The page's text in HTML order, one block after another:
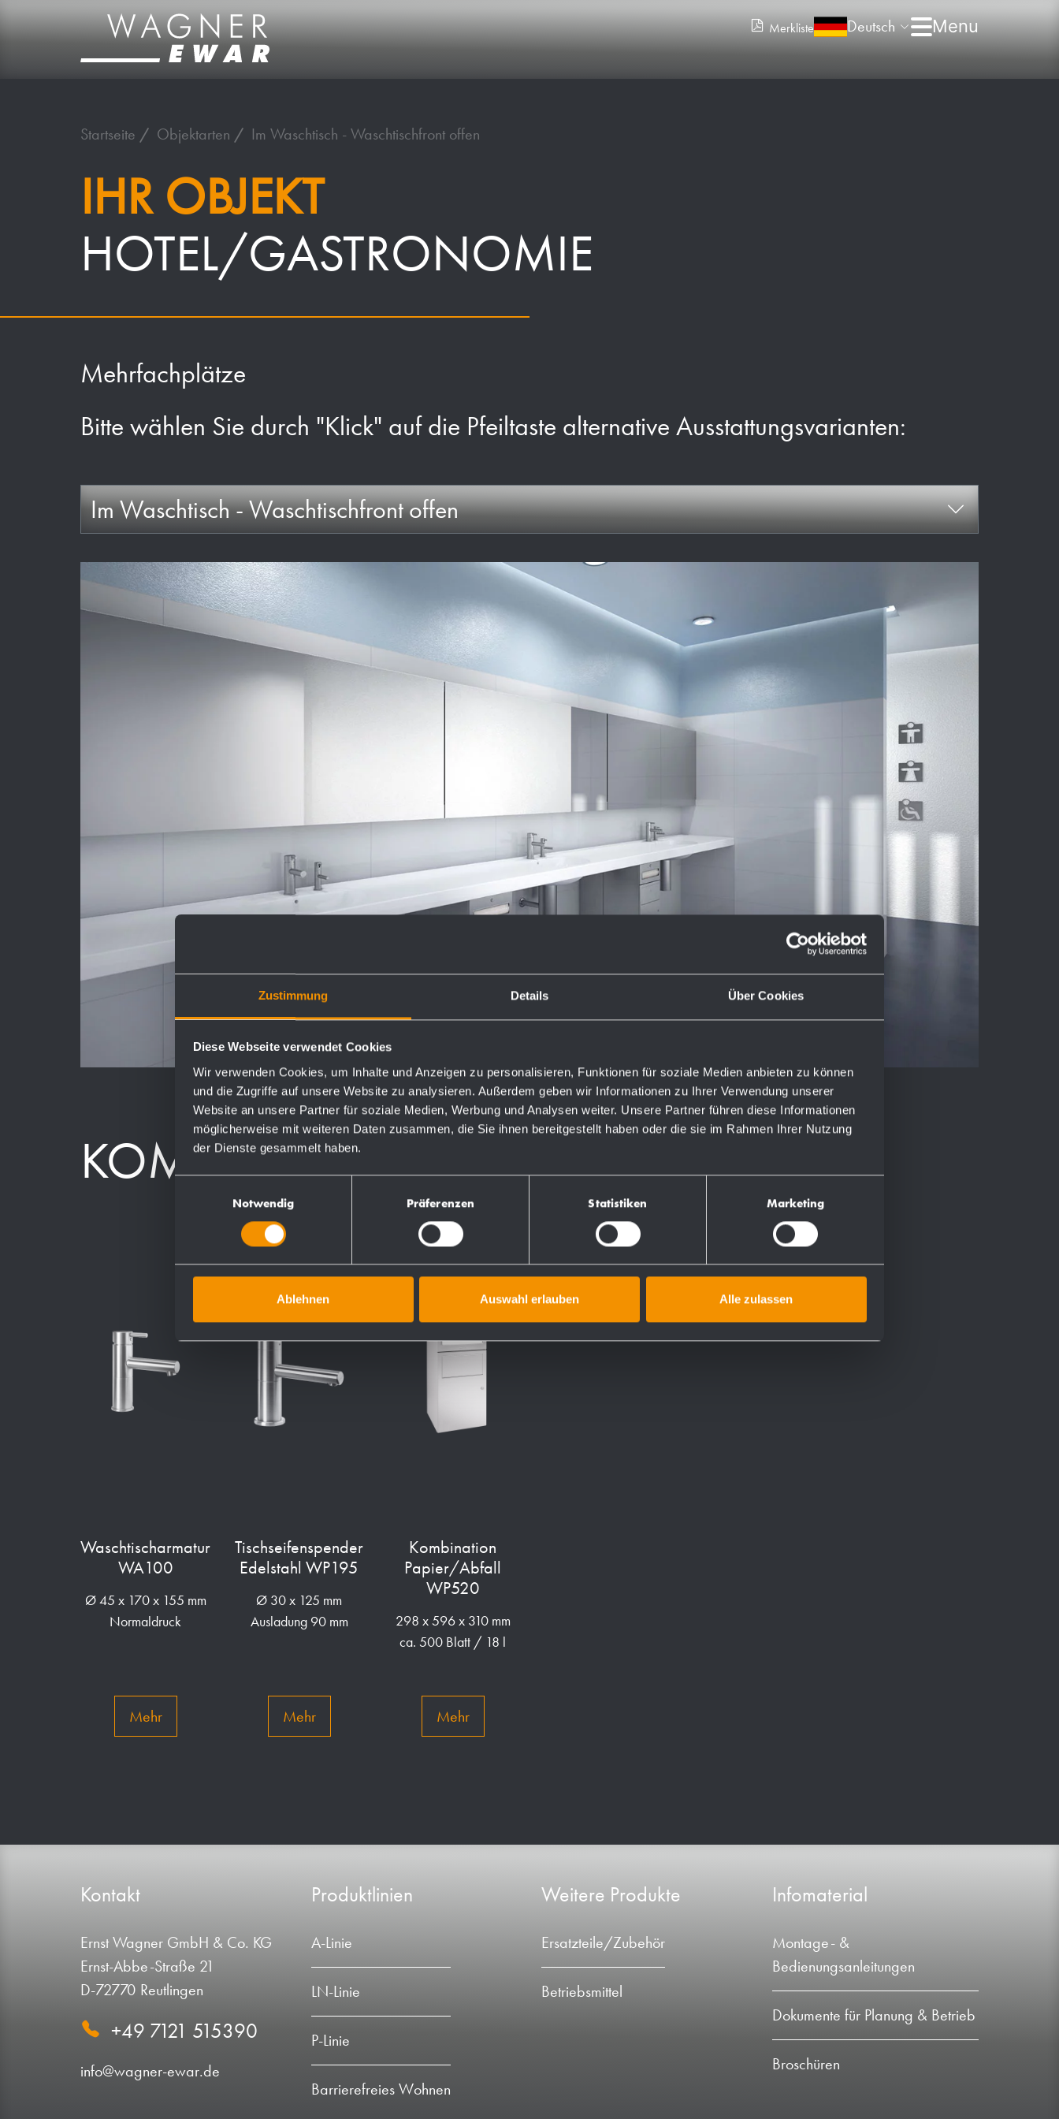
Zustimmung Details Über Cookies
Diese Webseite verwendet Cookies
Wir verwenden Cookies, um Inhalte und Anzeigen zu personalisieren, Funktionen für soziale Medien anbieten zu können
und die Zugriffe auf unsere Website zu analysieren. Außerdem geben wir Informationen zu Ihrer Verwendung unserer
Website an unsere Partner für soziale Medien, Werbung und Analysen weiter. Unsere Partner führen diese Informationen
möglicherweise mit weiteren Daten zusammen, die Sie ihnen bereitgestellt haben oder die sie im Rahmen Ihrer Nutzung
der Dienste gesammelt haben.
Notwendig Präferenzen Statistiken Marketing
Ablehnen Auswahl erlauben Alle zulassen
Merkliste Deutsch
Startseite Objektarten Im Waschtisch - Waschtischfront offen
IHR OBJEKT
HOTEL/GASTRONOMIE
Mehrfachplätze
Bitte wählen Sie durch "Klick" auf die Pfeiltaste alternative Ausstattungsvarianten:
Im Waschtisch - Waschtischfront offen
KOMPONENTEN
Waschtischarmatur
WA100
Ø 45 x 170 x 155 mm
Normaldruck
Mehr
Tischseifenspender
Edelstahl WP195
Ø 30 x 125 mm
Ausladung 90 mm
Mehr
Kombination
Papier/Abfall
WP520
298 x 596 x 310 mm
ca. 500 Blatt / 18 l
Mehr
Kontakt
Ernst Wagner GmbH & Co. KG
Ernst-Abbe-Straße 21
D-72770 Reutlingen
+49 7121 515390
info@wagner-ewar.de
Produktlinien
A-Linie
LN-Linie
P-Linie
Barrierefreies Wohnen
Weitere Produkte
Ersatzteile/Zubehör
Betriebsmittel
Infomaterial
Montage- &
Bedienungsanleitungen
Dokumente für Planung & Betrieb
Broschüren